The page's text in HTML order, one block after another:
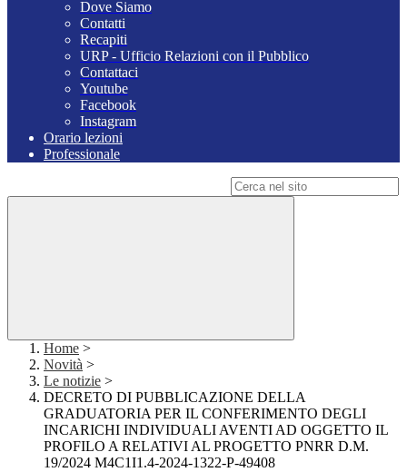
Dove Siamo
Contatti
Recapiti
URP - Ufficio Relazioni con il Pubblico
Contattaci
Youtube
Facebook
Instagram
Orario lezioni
Professionale
Home >
Novità >
Le notizie >
DECRETO DI PUBBLICAZIONE DELLA
GRADUATORIA PER IL CONFERIMENTO DEGLI
INCARICHI INDIVIDUALI AVENTI AD OGGETTO IL
PROFILO A RELATIVI AL PROGETTO PNRR D.M.
19/2024 M4C1I1.4-2024-1322-P-49408